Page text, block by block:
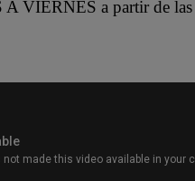
A VIERNES a partir de